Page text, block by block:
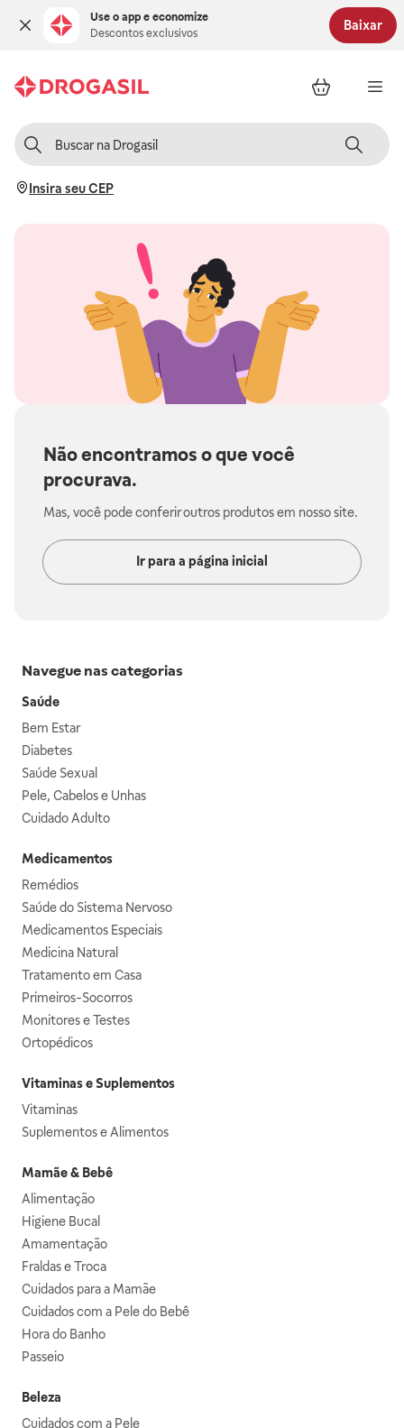
Use o app e economize
Descontos exclusivos
Baixar
Insira seu CEP
Não encontramos o que você
procurava.
Mas, você pode conferir outros produtos em nosso site.
Ir para a página inicial
Navegue nas categorias
Saúde
Bem Estar
Diabetes
Saúde Sexual
Pele, Cabelos e Unhas
Cuidado Adulto
Medicamentos
Remédios
Saúde do Sistema Nervoso
Medicamentos Especiais
Medicina Natural
Tratamento em Casa
Primeiros-Socorros
Monitores e Testes
Ortopédicos
Vitaminas e Suplementos
Vitaminas
Suplementos e Alimentos
Mamãe & Bebê
Alimentação
Higiene Bucal
Amamentação
Fraldas e Troca
Cuidados para a Mamãe
Cuidados com a Pele do Bebê
Hora do Banho
Passeio
Beleza
Cuidados com a Pele